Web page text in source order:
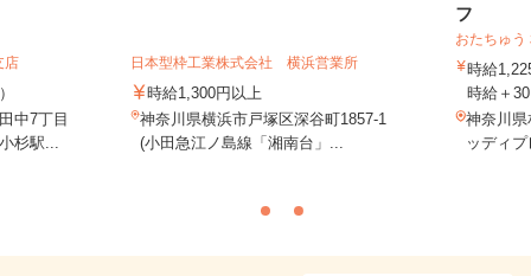
店
中7丁目
杉駅...
日本型枠工業株式会社 横浜営業所
時給1,300円以上
神奈川県横浜市戸塚区深谷町1857-1
(小田急江ノ島線「湘南台」...
フ
おたちゅう
時給
時給＋
神奈川県
ッディ